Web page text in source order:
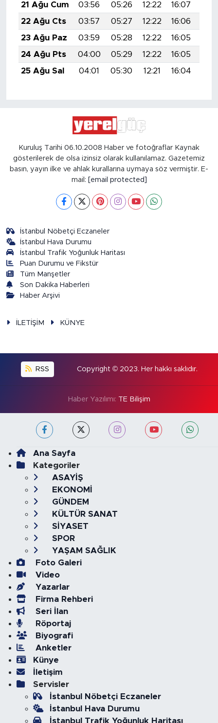
21 Ağu Cum
03:56 05:26 12:22 16:07
22 Ağu Cts
03:57 05:27 12:22 16:06
23 Ağu Paz
03:59 05:28 12:22 16:05
24 Ağu Pts
04:00 05:29 12:22 16:05
25 Ağu Sal
04:01 05:30 12:21 16:04
Kuruluş Tarihi 06.10.2008 Haber ve fotoğraflar Kaynak
gösterilerek de olsa izinsiz olarak kullanılamaz. Gazetemiz
basın, yayın ilke ve ahlak kurallarına uymaya söz vermiştir. E-
mail: [email protected]
İstanbul Nöbetçi Eczaneler
İstanbul Hava Durumu
İstanbul Trafik Yoğunluk Haritası
Puan Durumu ve Fikstür
Tüm Manşetler
Son Dakika Haberleri
Haber Arşivi
İLETİŞİM KÜNYE
RSS Copyright © 2023. Her hakkı saklıdır.
Haber Yazılımı: TE Bilişim
Ana Sayfa
Kategoriler
ASAYİŞ
EKONOMİ
GÜNDEM
KÜLTÜR SANAT
SİYASET
SPOR
YAŞAM SAĞLIK
Foto Galeri
Video
Yazarlar
Firma Rehberi
Seri İlan
Röportaj
Biyografi
Anketler
Künye
İletişim
Servisler
İstanbul Nöbetçi Eczaneler
İstanbul Hava Durumu
İstanbul Trafik Yoğunluk Haritası